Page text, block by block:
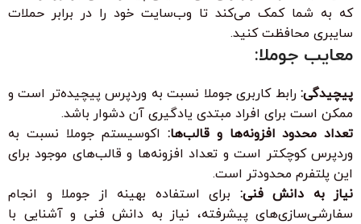
که به شما کمک می‌کند تا وب‌سایت خود را در برابر حملات
سایبری محافظت کنید.
معایب جوملا:
پیچیدگی: رابط کاربری جوملا نسبت به وردپرس پیچیده‌تر است و
ممکن است برای افراد مبتدی یادگیری آن دشوار باشد.
تعداد محدود افزونه‌ها و قالب‌ها: اکوسیستم جوملا نسبت به
وردپرس کوچکتر است و تعداد افزونه‌ها و قالب‌های موجود برای
این پلتفرم محدودتر است.
نیاز به دانش فنی: برای استفاده بهینه از جوملا و انجام
سفارشی‌سازی‌های پیشرفته، نیاز به دانش فنی و آشنایی با